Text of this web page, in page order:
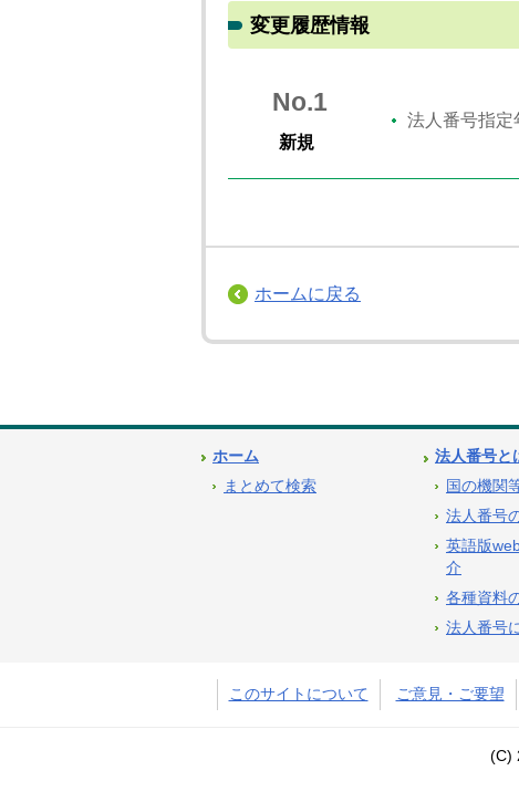
変更履歴情報
No.1
新規
法人番号指定
ホームに戻る
ホーム
まとめて検索
法人番号と
国の機関
法人番号
英語版
介
各種資料
法人番号
このサイトについて ご意見・ご要望
(C)